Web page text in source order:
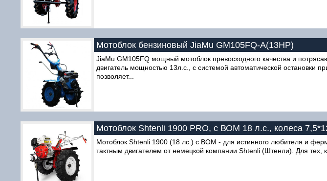
Мотоблок бензиновый JiaMu GM105FQ-A(13HP)
JiaMu GM105FQ мощный мотоблок превосходного качества и
двигатель мощностью 13л.с., с системой автоматической остановки
позволяет...
Мотоблок Shtenli 1900 PRO, с ВОМ 18 л.с., колеса
Мотоблок Shtenli 1900 (18 лс.) с ВОМ - для истинного любителя и
тактным двигателем от немецкой компании Shtenli (Штенли). Для тех,